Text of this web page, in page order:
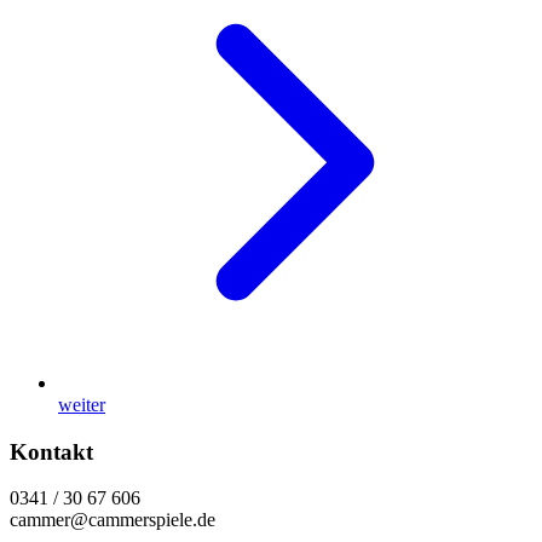
weiter
Kontakt
0341 / 30 67 606
cammer@cammerspiele.de